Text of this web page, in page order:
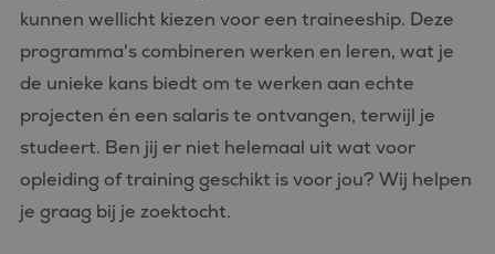
kunnen wellicht kiezen voor een traineeship. Deze
programma's combineren werken en leren, wat je
de unieke kans biedt om te werken aan echte
projecten én een salaris te ontvangen, terwijl je
studeert. Ben jij er niet helemaal uit wat voor
opleiding of training geschikt is voor jou? Wij helpen
je graag bij je zoektocht.